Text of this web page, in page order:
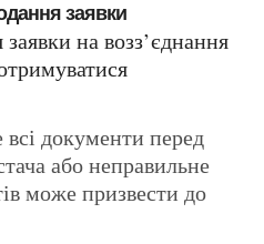
заявки
або неправильне
може призвести до